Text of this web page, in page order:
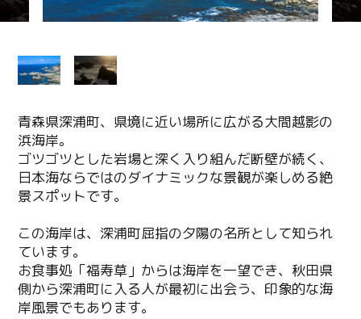
青森県深浦町、県境に近い場所に広がる大間越影の
浜海岸。
ゴツゴツとした岩場と深く入り組んだ断壁が続く、
日本海ならではのダイナミックな景観が楽しめる絶
景スポットです。
この海岸は、深浦町屈指の夕陽の名所として知られ
ています。
お食事処「福寿草」からは海岸を一望でき、秋田県
側から深浦町に入る人が最初に出会う、印象的な海
岸風景でもあります。